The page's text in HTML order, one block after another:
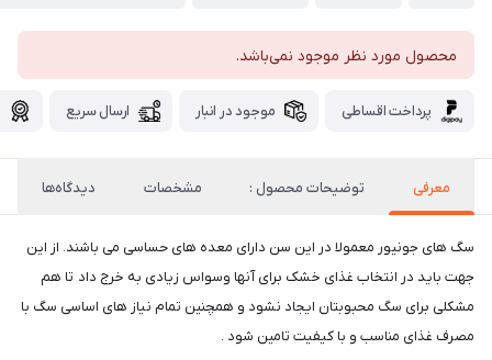
محصول مورد نظر موجود نمی‌باشد.
پرداخت اقساطی موجود در انبار ارسال سریع
معرفی توضیحات محصول : مشخصات دیدگاه‌ها
سگ های جونیور معمولا در این سن دارای معده های حساسی می باشند. از این
جهت باید در انتخاب غذای خشک برای آنها وسواس زیادی به خرج داد تا هم
مشکلی برای سگ محبوبتان ایجاد نشود و همچنین تمام نیاز های اساسی سگ با
مصرف غذای مناسب و با کیفیت تامین شود .